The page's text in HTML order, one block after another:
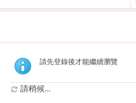
請先登錄後才能繼續瀏覽
請稍候...